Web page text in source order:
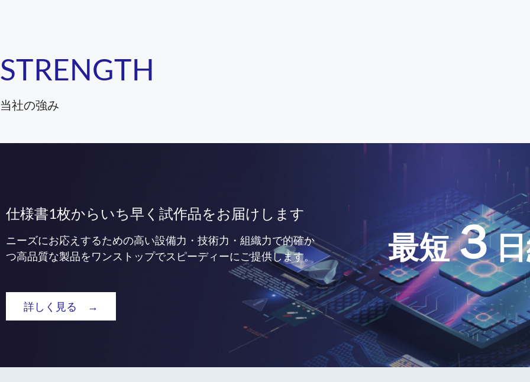
STRENGTH
当社の強み
仕様書1枚からいち早く試作品をお届けします
ニーズにお応えするための高い設備力・技術力・組織力で的確か
つ高品質な製品をワンストップでスピーディーにご提供します。
詳しく見る →
最短３